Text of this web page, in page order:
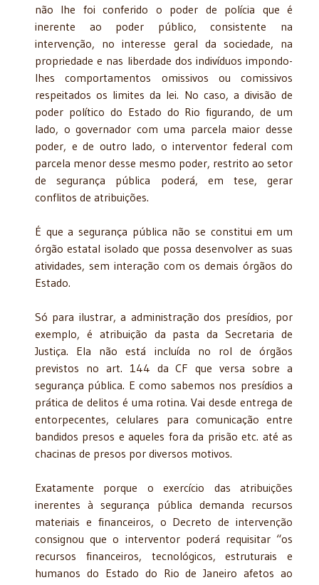
não lhe foi conferido o poder de polícia que é
inerente ao poder público, consistente na
intervenção, no interesse geral da sociedade, na
propriedade e nas liberdade dos indivíduos impondo-
lhes comportamentos omissivos ou comissivos
respeitados os limites da lei. No caso, a divisão de
poder político do Estado do Rio figurando, de um
lado, o governador com uma parcela maior desse
poder, e de outro lado, o interventor federal com
parcela menor desse mesmo poder, restrito ao setor
de segurança pública poderá, em tese, gerar
conflitos de atribuições.
É que a segurança pública não se constitui em um
órgão estatal isolado que possa desenvolver as suas
atividades, sem interação com os demais órgãos do
Estado.
Só para ilustrar, a administração dos presídios, por
exemplo, é atribuição da pasta da Secretaria de
Justiça. Ela não está incluída no rol de órgãos
previstos no art. 144 da CF que versa sobre a
segurança pública. E como sabemos nos presídios a
prática de delitos é uma rotina. Vai desde entrega de
entorpecentes, celulares para comunicação entre
bandidos presos e aqueles fora da prisão etc. até as
chacinas de presos por diversos motivos.
Exatamente porque o exercício das atribuições
inerentes à segurança pública demanda recursos
materiais e financeiros, o Decreto de intervenção
consignou que o interventor poderá requisitar “os
recursos financeiros, tecnológicos, estruturais e
humanos do Estado do Rio de Janeiro afetos ao